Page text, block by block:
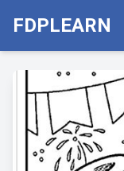
FDPLEARN